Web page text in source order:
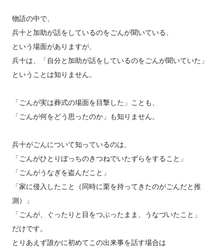
物語の中で、
兵十と加助が話をしているのをごんが聞いている、
という場面がありますが、
兵十は、「自分と加助が話をしているのをごんが聞いていた」
ということは知りません。
「ごんが実は葬式の場面を目撃した」ことも、
「ごんが何をどう思ったのか」も知りません。
兵十がごんについて知っているのは、
「ごんがひとりぼっちのきつねでいたずらをすること」
「ごんがうなぎを盗んだこと」
「家に侵入したこと（同時に栗を持ってきたのがごんだと推
測）」
「ごんが、ぐったりと目をつぶったまま、うなづいたこと」
だけです。
とりあえず誰かに初めてこの出来事を話す場合は